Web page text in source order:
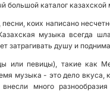
большой каталог
коих написано
музыка всегда
затрагивать душу и
или певицы), такие как
музыка - это дело
много